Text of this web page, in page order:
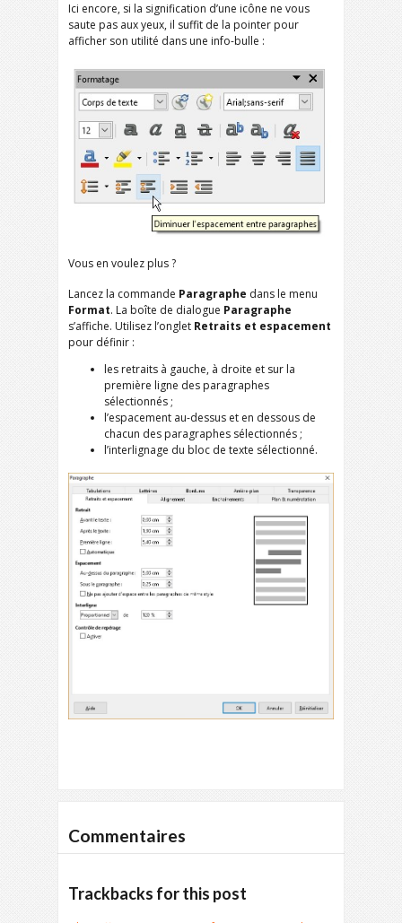
Ici encore, si la signification d’une icône ne vous
saute pas aux yeux, il suffit de la pointer pour
afficher son utilité dans une info-bulle :
Vous en voulez plus ?
Lancez la commande Paragraphe dans le menu
Format. La boîte de dialogue Paragraphe
s’affiche. Utilisez l’onglet Retraits et espacement
pour définir :
les retraits à gauche, à droite et sur la
première ligne des paragraphes
sélectionnés ;
l’espacement au-dessus et en dessous de
chacun des paragraphes sélectionnés ;
l’interlignage du bloc de texte sélectionné.
Commentaires
Trackbacks for this post